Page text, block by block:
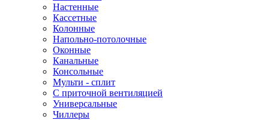
Настенные
Кассетные
Колонные
Напольно-потолочные
Оконные
Канальные
Консольные
Мульти - сплит
С приточной вентиляцией
Универсальные
Чиллеры